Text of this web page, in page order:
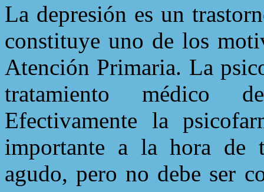
La depresión es un
constituye uno de los
Atención Primaria. La
tratamiento médico
Efectivamente la
importante a la hora de
agudo, pero no debe ser